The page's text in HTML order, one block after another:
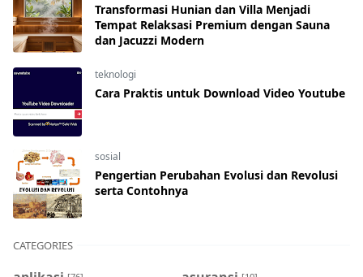
Transformasi Hunian dan Villa Menjadi
Tempat Relaksasi Premium dengan Sauna
dan Jacuzzi Modern
teknologi
Cara Praktis untuk Download Video Youtube
sosial
Pengertian Perubahan Evolusi dan Revolusi
serta Contohnya
CATEGORIES